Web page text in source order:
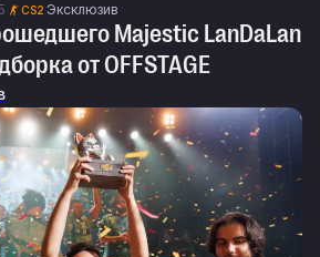
CS2 Эксклюзив
Majestic LanDaLan
от OFFSTAGE